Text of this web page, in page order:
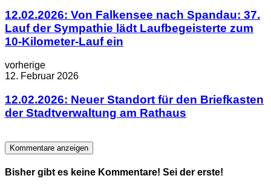
12.02.2026: Von Falkensee nach Spandau: 37.
Lauf der Sympathie lädt Laufbegeisterte zum
10-Kilometer-Lauf ein
vorherige
12. Februar 2026
12.02.2026: Neuer Standort für den Briefkasten
der Stadtverwaltung am Rathaus
Kommentare anzeigen
Bisher gibt es keine Kommentare! Sei der erste!